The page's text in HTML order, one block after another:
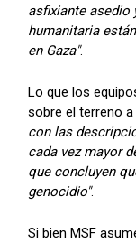
asfixiante asedio
humanitaria
en Gaza".
Lo que los
sobre el terreno
con las
cada vez mayor
que concluyen
genocidio".
Si bien MSF